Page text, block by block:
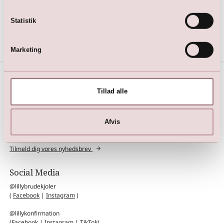
Statistik
Marketing
Tillad alle
Afvis
Bestil tid i din LILLY butik
Nyhedsbrev
Tilmeld dig vores nyhedsbrev
Social Media
@lillybrudekjoler
( Facebook |Instagram)
@lillykonfirmation